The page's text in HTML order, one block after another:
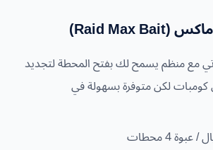
مع منظم يسمح لك بفتح المحطة لتجديد
كومبات لكن متوفرة بسهولة في